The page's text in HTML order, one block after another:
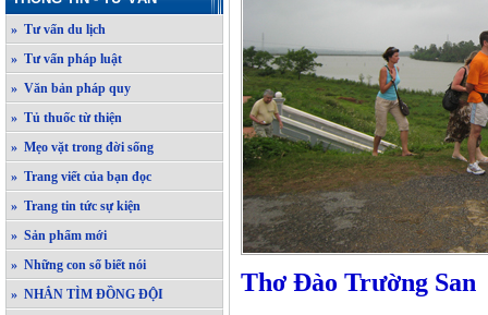
» Tư vấn du lịch
» Tư vấn pháp luật
» Văn bản pháp quy
» Tủ thuốc từ thiện
» Mẹo vặt trong đời sống
» Trang viết của bạn đọc
» Trang tin tức sự kiện
» Sản phẩm mới
» Những con số biết nói
» NHẮN TÌM ĐỒNG ĐỘI
Thơ Đào Trường San